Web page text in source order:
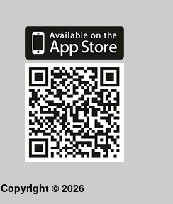
Copyright © 2026